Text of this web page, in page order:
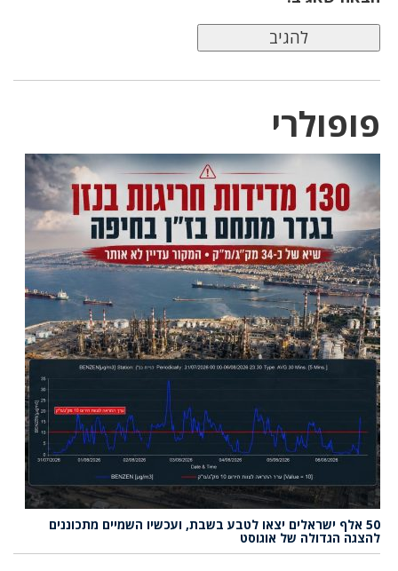
פופולרי
50 אלף ישראלים יצאו לטבע בשבת, ועכשיו השמיים מתכוננים
להצגה הגדולה של אוגוסט